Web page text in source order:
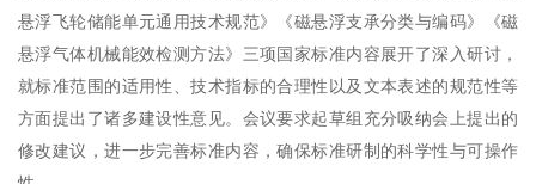
悬浮飞轮储能单元通用技术规范》《磁悬浮支承分类与编码》《磁
悬浮气体机械能效检测方法》三项国家标准内容展开了深入研讨，
就标准范围的适用性、技术指标的合理性以及文本表述的规范性等
方面提出了诸多建设性意见。会议要求起草组充分吸纳会上提出的
修改建议，进一步完善标准内容，确保标准研制的科学性与可操作